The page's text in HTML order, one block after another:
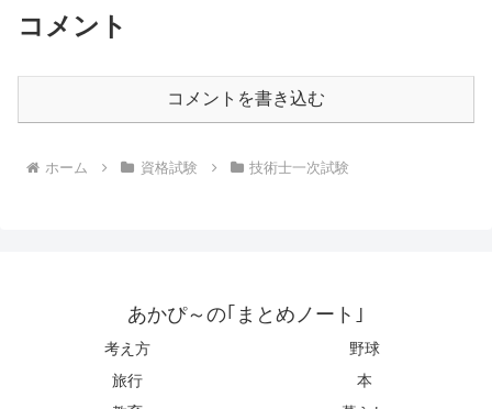
コメント
コメントを書き込む
ホーム 資格試験 技術士一次試験
あかぴ～の｢まとめノート｣
考え方
野球
旅行
本